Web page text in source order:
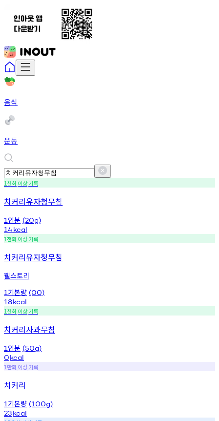
음식
운동
1천회 이상기록
치커리유자청무침
1 인분 (20g)
14kcal
1천회 이상기록
치커리유자청무침
웰스토리
1 기본량 (00)
18kcal
1천회 이상기록
치커리사과무침
1 인분 (50g)
0kcal
1 만회 이상기록
치커리
1 기본량 (100g)
23kcal